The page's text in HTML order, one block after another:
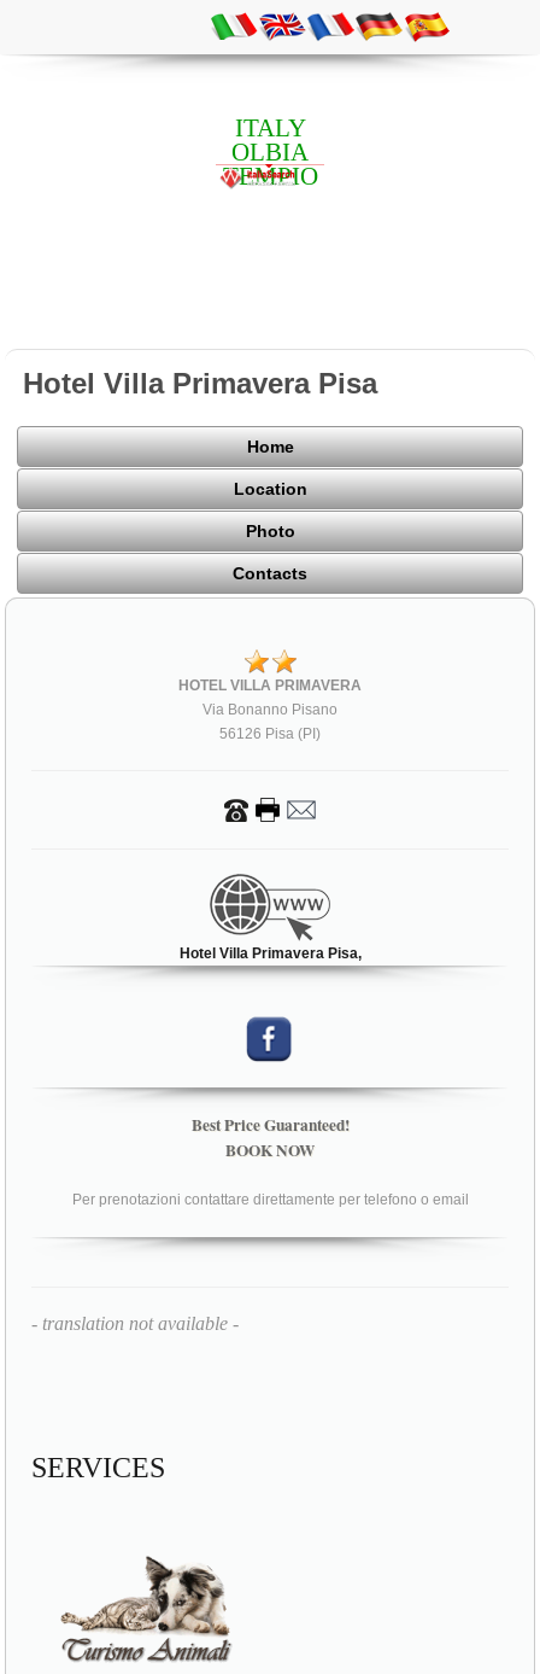
ITALY
OLBIA
TEMPIO
Hotel Villa Primavera Pisa
Home
Location
Photo
Contacts
HOTEL VILLA PRIMAVERA
Via Bonanno Pisano
56126 Pisa (PI)
Hotel Villa Primavera Pisa,
Best Price Guaranteed!
BOOK NOW
Per prenotazioni contattare direttamente per telefono o email
- translation not available -
SERVICES